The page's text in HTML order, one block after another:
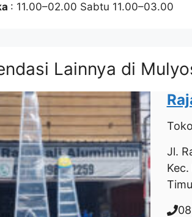
: 11.00–02.00 Sabtu 11.00–03.00
Lainnya di
Jl.